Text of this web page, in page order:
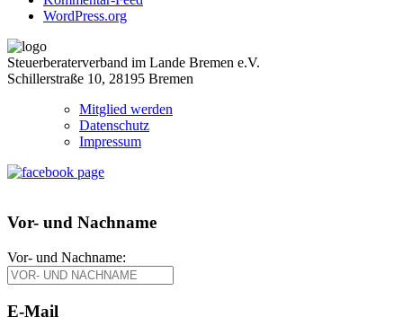
WordPress.org
Steuerberaterverband im Lande Bremen e.V.
Schillerstraße 10, 28195 Bremen
Mitglied werden
Datenschutz
Impressum
Vor- und Nachname
Vor- und Nachname:
E-Mail